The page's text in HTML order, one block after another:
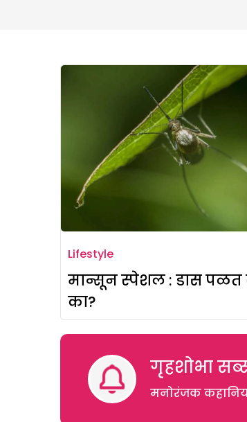
Lifestyle
मान्सून स्पेशल : डास पळत
का?
गृहशोभा
मनोरंजक